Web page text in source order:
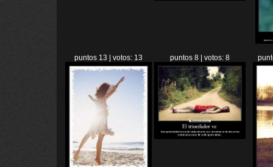
puntos 13 | votos: 13 puntos 8 | votos: 8